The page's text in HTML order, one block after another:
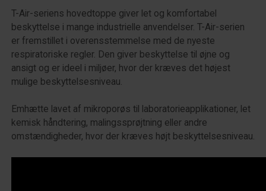
T-Air-seriens hovedtoppe giver let og komfortabel
beskyttelse i mange industrielle anvendelser. T-Air-serien
er fremstillet i overensstemmelse med de nyeste
respiratoriske regler. Den giver beskyttelse til øjne og
ansigt og er ideel i miljøer, hvor der kræves det højest
mulige beskyttelsesniveau.
Emhætte lavet af mikroporøs til laboratorieapplikationer, let
kemisk håndtering, malingssprøjtning eller andre
omstændigheder, hvor der kræves højt beskyttelsesniveau.